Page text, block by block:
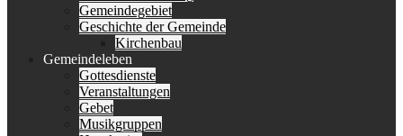
Gemeindegebiet
Geschichte der Gemeinde
Kirchenbau
Gemeindeleben
Gottesdienste
Veranstaltungen
Gebet
Musikgruppen